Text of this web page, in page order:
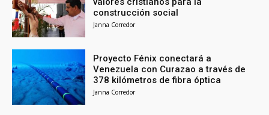
construcción social
Janna Corredor
Proyecto Fénix conectará a
Venezuela con Curazao a través de
378 kilómetros de fibra óptica
Janna Corredor